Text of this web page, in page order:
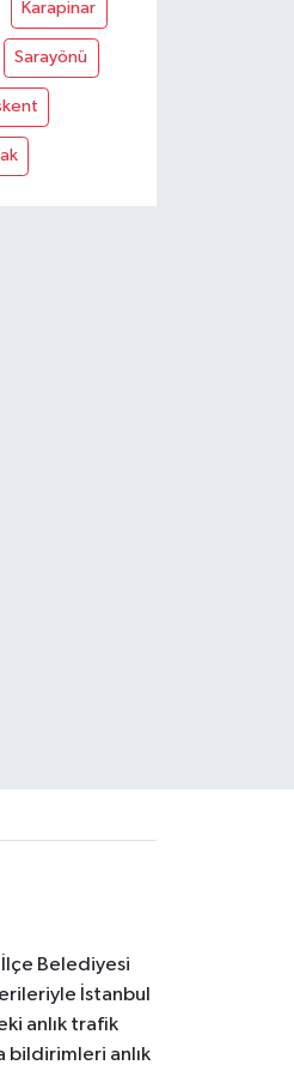
Karapinar
Sarayönü
İlçe Belediyesi
İstanbul
anlık trafik
bildirimleri anlık